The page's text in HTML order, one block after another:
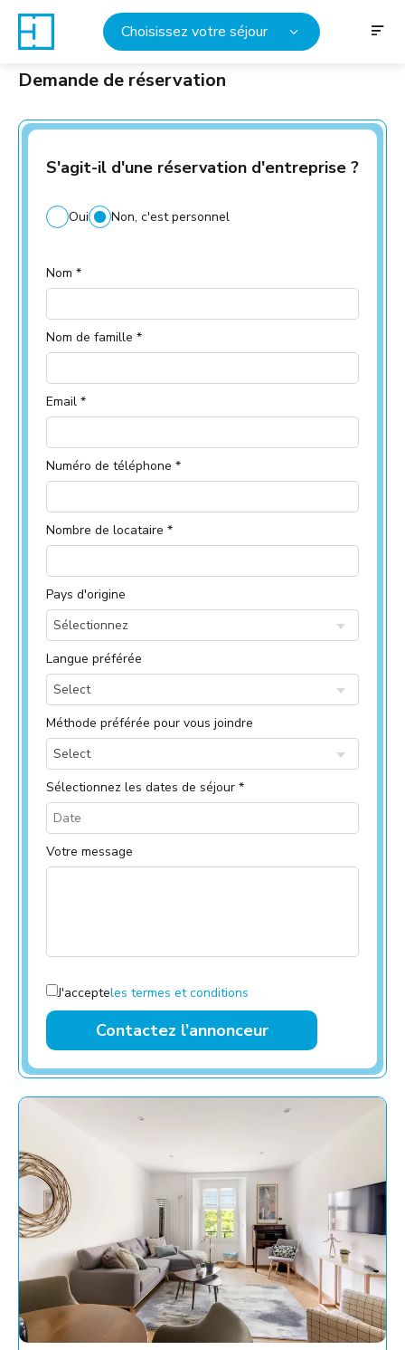
Choisissez votre séjour
Demande de réservation
S'agit-il d'une réservation d'entreprise ?
Oui Non, c'est personnel
Nom *
Nom de famille *
Email *
Numéro de téléphone *
Nombre de locataire *
Pays d'origine
Sélectionnez
Langue préférée
Select
Méthode préférée pour vous joindre
Select
Sélectionnez les dates de séjour *
Votre message
J'accepteles termes et conditions
Contactez l’annonceur